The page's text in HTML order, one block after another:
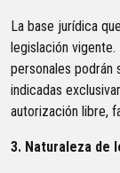
La base jurídica
legislación vigente.
personales podrán
indicadas
autorización libre,
3. Naturaleza de